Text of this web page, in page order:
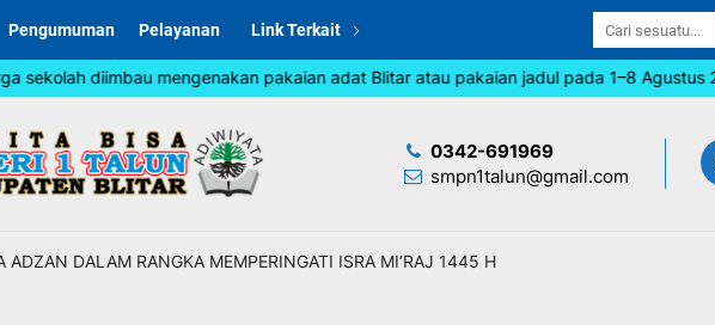
Pengumuman Pelayanan Link Terkait
diimbau mengenakan pakaian adat Blitar atau pakaian jadul pada 1–8 Agustus 2026
0342-691969
smpn1talun@gmail.com
ADZAN DALAM RANGKA MEMPERINGATI ISRA MI’RAJ 1445 H